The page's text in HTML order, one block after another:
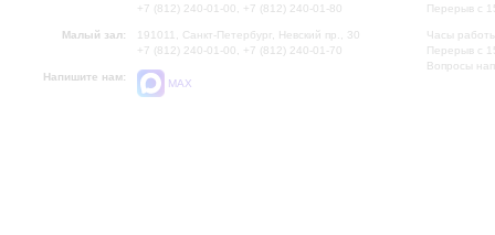
+7 (812) 240-01-00, +7 (812) 240-01-80
Малый зал:
191011, Санкт-Петербург, Невский пр., 30
+7 (812) 240-01-00, +7 (812) 240-01-70
Напишите нам:
MAX
Перерыв с
Часы
Перерыв с
Вопросы